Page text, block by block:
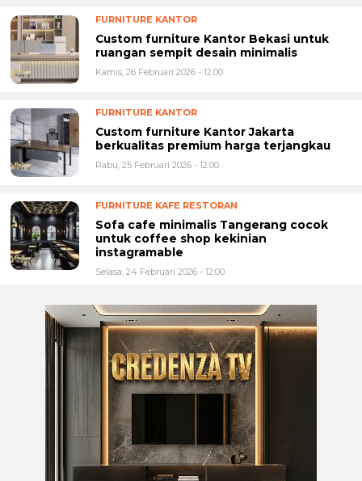
FURNITURE KANTOR
Custom furniture Kantor Bekasi untuk
ruangan sempit desain minimalis
Kamis, 26 Februari 2026 - 12:00
FURNITURE KANTOR
Custom furniture Kantor Jakarta
berkualitas premium harga terjangkau
Rabu, 25 Februari 2026 - 12:00
FURNITURE KAFE RESTORAN
Sofa cafe minimalis Tangerang cocok
untuk coffee shop kekinian
instagramable
Selasa, 24 Februari 2026 - 12:00